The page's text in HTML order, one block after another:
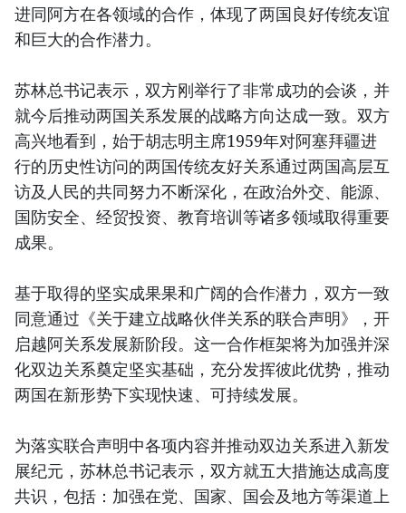
进同阿方在各领域的合作，体现了两国良好传统友谊
和巨大的合作潜力。
苏林总书记表示，双方刚举行了非常成功的会谈，并
就今后推动两国关系发展的战略方向达成一致。双方
高兴地看到，始于胡志明主席1959年对阿塞拜疆进
行的历史性访问的两国传统友好关系通过两国高层互
访及人民的共同努力不断深化，在政治外交、能源、
国防安全、经贸投资、教育培训等诸多领域取得重要
成果。
基于取得的坚实成果果和广阔的合作潜力，双方一致
同意通过《关于建立战略伙伴关系的联合声明》，开
启越阿关系发展新阶段。这一合作框架将为加强并深
化双边关系奠定坚实基础，充分发挥彼此优势，推动
两国在新形势下实现快速、可持续发展。
为落实联合声明中各项内容并推动双边关系进入新发
展纪元，苏林总书记表示，双方就五大措施达成高度
共识，包括：加强在党、国家、国会及地方等渠道上